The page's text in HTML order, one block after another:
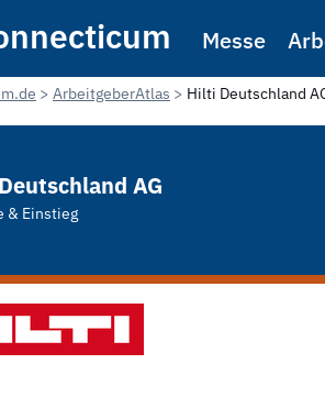
Messe
ArbeitgeberAtlas Hilti Deutschland
AG
& Einstieg